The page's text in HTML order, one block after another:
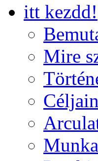
itt kezdd!
Mire